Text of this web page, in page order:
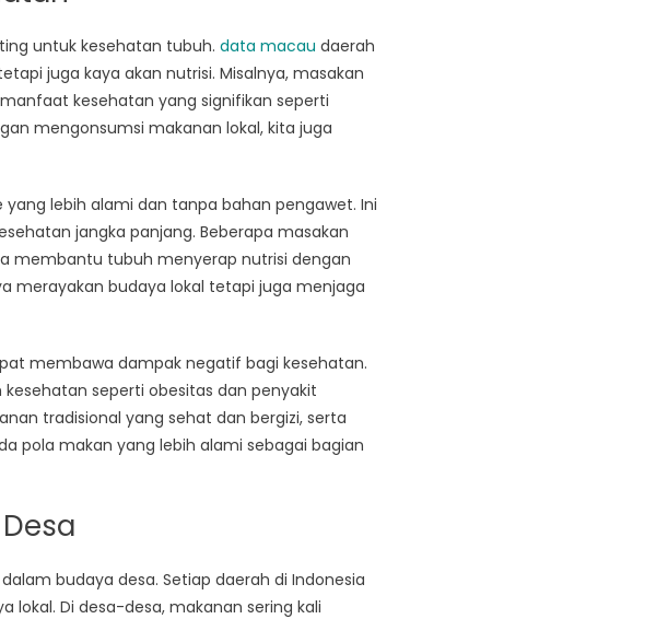
untuk kesehatan tubuh. data macau daerah
juga kaya akan nutrisi. Misalnya, masakan
kesehatan yang signifikan seperti
mengonsumsi makanan lokal, kita juga
lebih alami dan tanpa bahan pengawet. Ini
jangka panjang. Beberapa masakan
membantu tubuh menyerap nutrisi dengan
merayakan budaya lokal tetapi juga menjaga
membawa dampak negatif bagi kesehatan.
seperti obesitas dan penyakit
tradisional yang sehat dan bergizi, serta
pola makan yang lebih alami sebagai bagian
budaya desa. Setiap daerah di Indonesia
lokal. Di desa-desa, makanan sering kali